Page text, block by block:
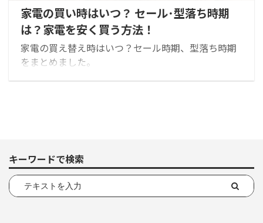
家電の買い時はいつ？ セール･型落ち時期
は？家電を安く買う方法！
家電の買え替え時はいつ？セール時期、型落ち時期
をまとめました。
キーワードで検索